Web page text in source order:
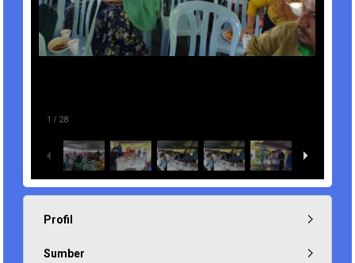
1 / 28
Profil
Sumber